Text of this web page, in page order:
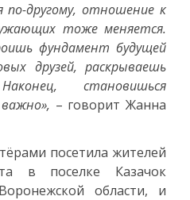
другому, отношение к
тоже меняется.
фундамент будущей
друзей, раскрываешь
становишься
– говорит Жанна
посетила жителей
в поселке Казачок
области, и